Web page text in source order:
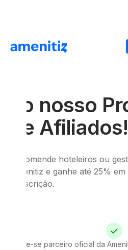
Ganha ao
ao nosso
de Afiliados!
Recomende hoteleiros ou
Amenitiz e ganhe até 25%
subscrição.
Torne-se parceiro oficial da